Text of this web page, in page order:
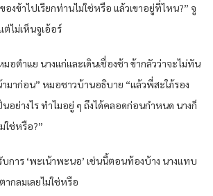
องข้าไปเรียกท่านไม่ใช่หรือ แล้วเขาอยู่ที่ไหน?” จู
ไม่เห็นจูเอ้อร์
อตำแย นางแก่และเดินเชื่องช้า ข้ากลัวว่าจะไม่ทัน
ามาก่อน” หมอชาวบ้านอธิบาย “แล้วพี่สะใภ้รอง
นอย่างไร ทำไมอยู่ ๆ ถึงได้คลอดก่อนกำหนด นางก็
ใช่หรือ?”
บการ ‘พะเน้าพะนอ’ เช่นนี้ตอนท้องบ้าง นางแทบ
กลมเลยไม่ใช่หรือ